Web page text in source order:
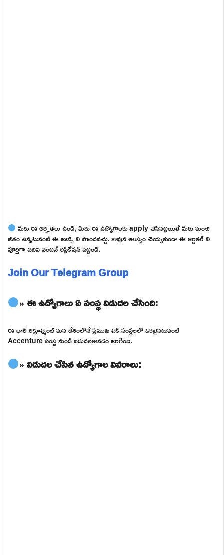
మీకు ఈ అర్హతలు ఉండి, మీరు ఈ ఉద్యోగాలకు apply చేసినట్లయితే మీరు మంచి
జీతం ఉన్నటువంటి ఈ జాబ్స్ ని పొందవచ్చు. కావున ఆలస్యం చెయ్యకుండా ఈ ఆర్టికల్ ని
పూర్తిగా చదివి వెంటనే అప్లికేషన్ పెట్టండి.
Join Our Telegram Group
» ఈ ఉద్యోగాలు ఏ సంస్థ విడుదల చేసింది:
ఈ భారీ రిక్రూట్మెంట్ మన దేశంలోనే ప్రముఖ టెక్ సంస్థలలో ఒకటైనటువంటి
Accenture సంస్థ నుండి విడుదలకావడం జరిగింది.
» విడుదల చేసిన ఉద్యోగాల వివరాలు: